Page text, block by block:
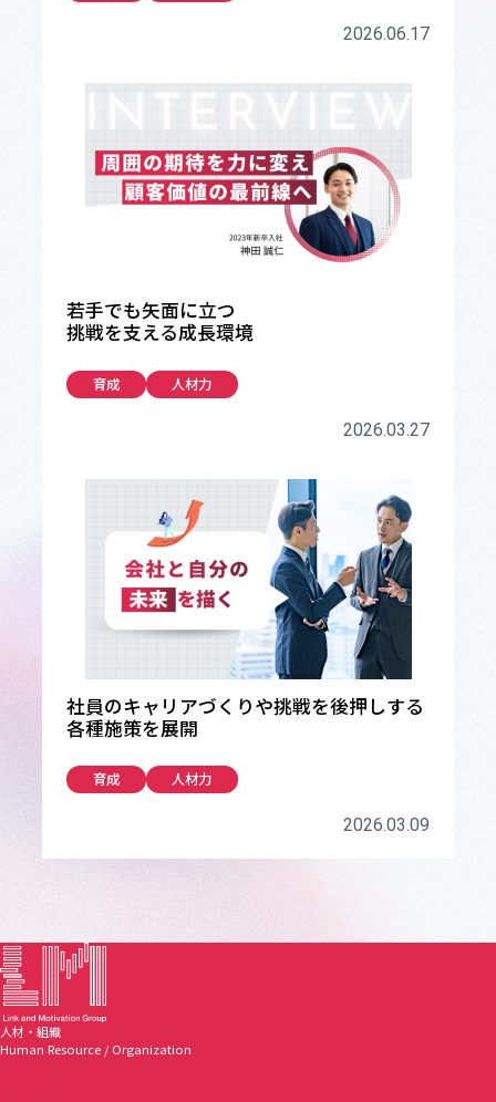
2026.06.17
若手でも矢面に立つ
挑戦を支える成長環境
育成 人材力
2026.03.27
社員のキャリアづくりや挑戦を後押しする
各種施策を展開
育成 人材力
2026.03.09
人材・組織
Human Resource / Organization